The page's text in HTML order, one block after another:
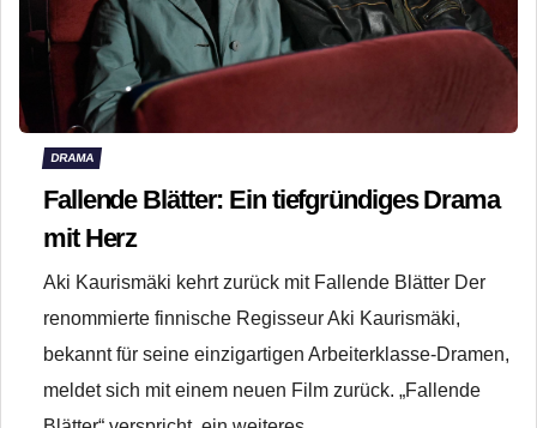
DRAMA
Fallende Blätter: Ein tiefgründiges Drama
mit Herz
Aki Kaurismäki kehrt zurück mit Fallende Blätter Der
renommierte finnische Regisseur Aki Kaurismäki,
bekannt für seine einzigartigen Arbeiterklasse-Dramen,
meldet sich mit einem neuen Film zurück. „Fallende